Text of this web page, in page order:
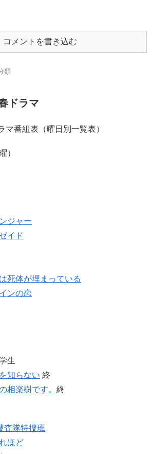
コメントを書き込む
類
ドラマ
マ番組表（曜日別一覧表）
）
ジャー
イド
死体が埋まっている
ンの恋
生
知らない 終
相楽樹です。 終
査隊特捜班
ほど